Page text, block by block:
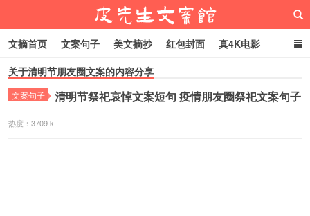
文摘首页 文案句子 美文摘抄 红包封面 真4K电影
网络热梗 恋爱家庭 微信头像
关于清明节朋友圈文案的内容分享
文案句子 清明节祭祀哀悼文案短句 疫情朋友圈祭祀文案句子
热度：3709 k